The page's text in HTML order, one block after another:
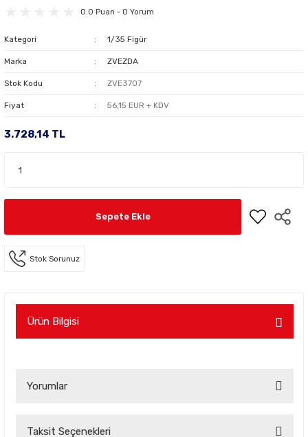
0.0 Puan - 0 Yorum
Kategori 1/35 Figür
Marka ZVEZDA
Stok Kodu ZVE3707
Fiyat 56,15 EUR + KDV
3.728,14 TL
Sepete Ekle
Stok Sorunuz
Ürün Bilgisi
Yorumlar
Taksit Seçenekleri